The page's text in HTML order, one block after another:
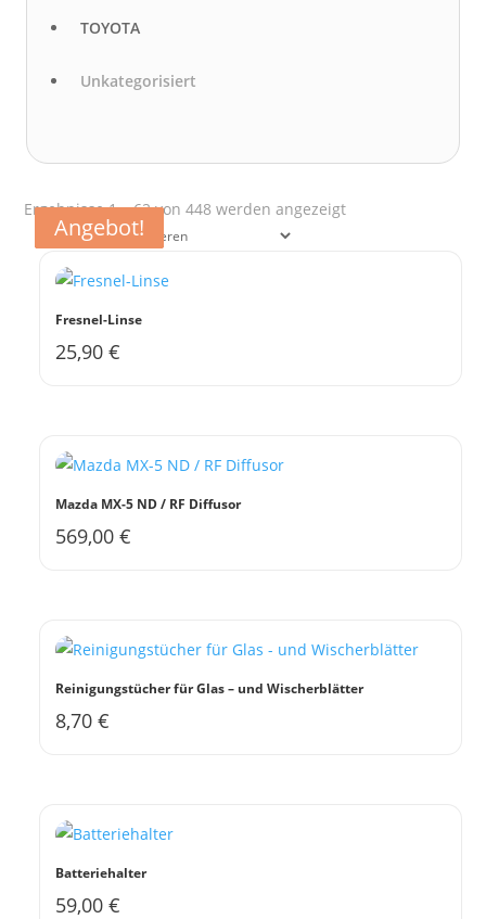
TOYOTA
Unkategorisiert
Ergebnisse 1 – 62 von 448 werden angezeigtNach
Fresnel-Linse
25,90€
Mazda MX-5 ND / RF Diffusor
569,00€
Reinigungstücher für Glas – und Wischerblätter
8,70€
Batteriehalter
59,00€
Angebot!
Angebot!
Angebot!
Angebot!